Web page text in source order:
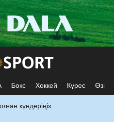
Бокс Хоккей Күрес Өзге
күндеріңіз